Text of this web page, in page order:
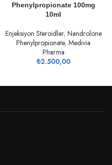
Phenylpropionate 100mg
10ml
Enjeksiyon Steroidler, Nandrolone
Phenylpropionate,Medivia
Pharma
₺2.500,00